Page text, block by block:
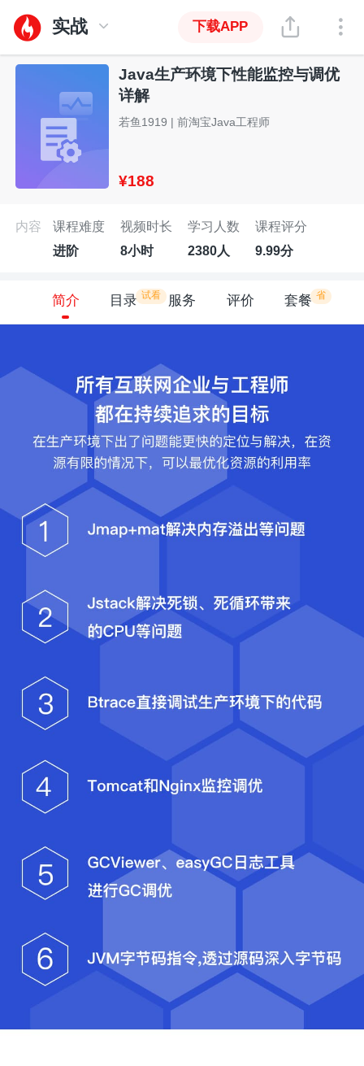
实战 下载APP
Java生产环境下性能监控与调优
详解
若鱼1919 | 前淘宝Java工程师
¥188
内容
课程难度
进阶
视频时长
8小时
学习人数
2380人
课程评分
9.99分
简介 目录 试看 服务 评价 套餐 省